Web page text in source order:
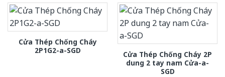
Cửa Thép Chống Cháy
2P1G2-a-SGD
Cửa Thép Chống Cháy 2P
dung 2 tay nam Cửa-a-
SGD